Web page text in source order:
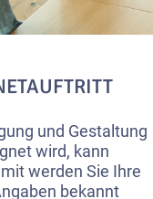
und Gestaltung
wird, kann
werden Sie Ihre
bekannt